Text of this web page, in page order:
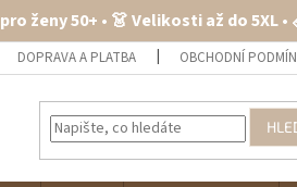
ženy 50+ • 👗 Velikosti až do 5XL
DOPRAVA A PLATBA OBCHODNÍ